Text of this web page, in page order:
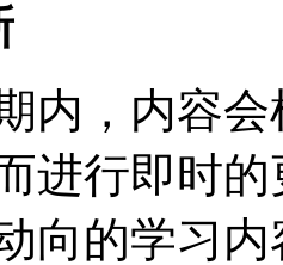
内，内容
进行即时
向的学习内